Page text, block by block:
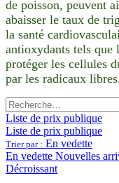
de poisson, peuvent
abaisser le taux de
la santé
antioxydants tels que
protéger les cellules
par les radicaux
Liste de prix publique
Liste de prix publique
Trier par : En vedette
En vedette Nouvelles
Décroissant